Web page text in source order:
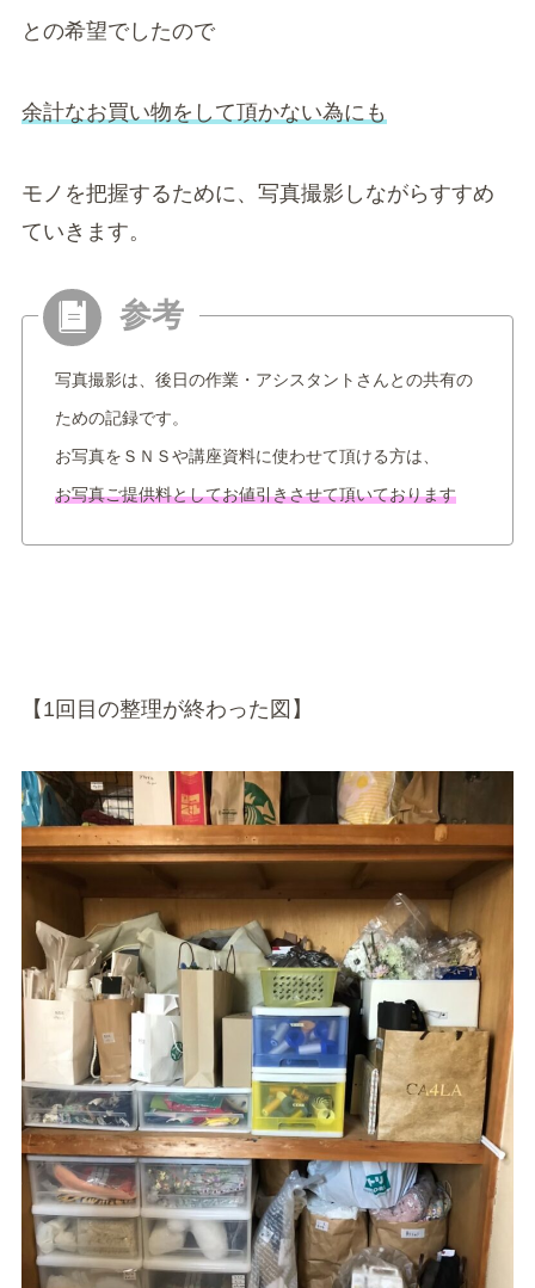
との希望でしたので
余計なお買い物をして頂かない為にも
モノを把握するために、写真撮影しながらすすめ
ていきます。
写真撮影は、後日の作業・アシスタントさんとの共有の
ための記録です。
お写真をＳＮＳや講座資料に使わせて頂ける方は、
お写真ご提供料としてお値引きさせて頂いております
【1回目の整理が終わった図】